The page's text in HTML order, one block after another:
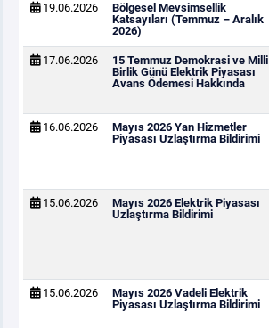
19.06.2026
Bölgesel Mevsimsellik
Katsayıları (Temmuz – Aralık
2026)
17.06.2026
15 Temmuz Demokrasi ve Milli
Birlik Günü Elektrik Piyasası
Avans Ödemesi Hakkında
16.06.2026
Mayıs 2026 Yan Hizmetler
Piyasası Uzlaştırma Bildirimi
15.06.2026
Mayıs 2026 Elektrik Piyasası
Uzlaştırma Bildirimi
15.06.2026
Mayıs 2026 Vadeli Elektrik
Piyasası Uzlaştırma Bildirimi